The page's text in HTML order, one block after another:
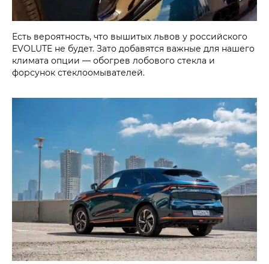
Есть вероятность, что вышитых львов у российского
EVOLUTE не будет. Зато добавятся важные для нашего
климата опции — обогрев лобового стекла и
форсунок стеклоомывателей.